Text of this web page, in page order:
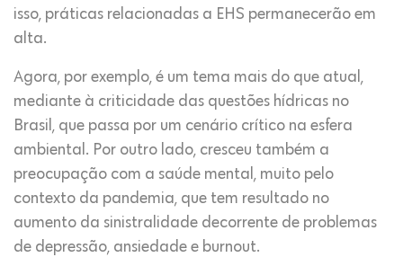
isso, práticas relacionadas a EHS permanecerão em
alta.
Agora, por exemplo, é um tema mais do que atual,
mediante à criticidade das questões hídricas no
Brasil, que passa por um cenário crítico na esfera
ambiental. Por outro lado, cresceu também a
preocupação com a saúde mental, muito pelo
contexto da pandemia, que tem resultado no
aumento da sinistralidade decorrente de problemas
de depressão, ansiedade e burnout.